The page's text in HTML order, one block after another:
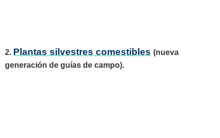
2. Plantas silvestres comestibles (nueva
generación de guías de campo).